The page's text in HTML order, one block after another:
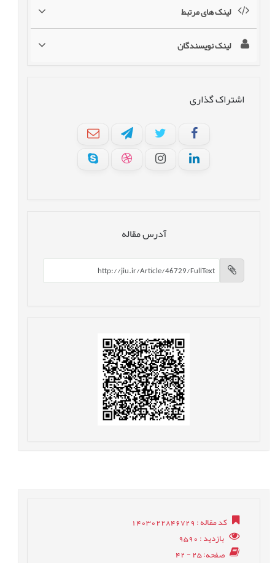
لینک های مرتبط
لینک نویسندگان
اشتراک گذاری
آدرس مقاله
کد مقاله: 1403022846729
بازدید: 9590
صفحه: 25 - 42